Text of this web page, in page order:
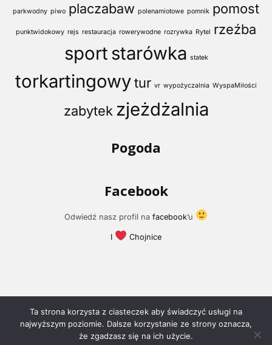
parkwodny piwo placzabaw polenamiotowe pomnik pomost
punktwidokowy rejs restauracja rowerywodne rozrywka Rytel rzeźba
sport starówka statek
torkartingowytur vr wypożyczalnia WyspaMiłości
zabytek zjeżdżalnia
Pogoda
Facebook
Odwiedź nasz profil nafacebook’u
I Chojnice
Ta strona korzysta z ciasteczek aby świadczyć usługi na
najwyższym poziomie. Dalsze korzystanie ze strony oznacza,
że zgadzasz się na ich użycie.